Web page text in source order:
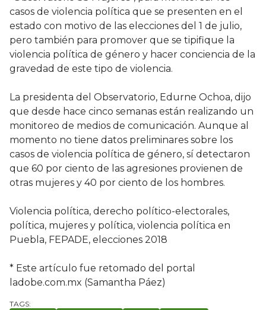
casos de violencia política que se presenten en el
estado con motivo de las elecciones del 1 de julio,
pero también para promover que se tipifique la
violencia política de género y hacer conciencia de la
gravedad de este tipo de violencia.
La presidenta del Observatorio, Edurne Ochoa, dijo
que desde hace cinco semanas están realizando un
monitoreo de medios de comunicación. Aunque al
momento no tiene datos preliminares sobre los
casos de violencia política de género, sí detectaron
que 60 por ciento de las agresiones provienen de
otras mujeres y 40 por ciento de los hombres.
Violencia política, derecho político-electorales,
política, mujeres y política, violencia política en
Puebla, FEPADE, elecciones 2018
* Este artículo fue retomado del portal
ladobe.com.mx (Samantha Páez)